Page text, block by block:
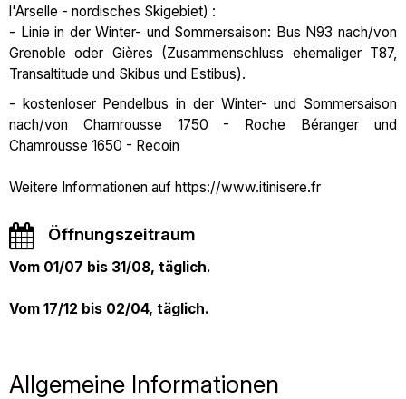
l'Arselle - nordisches Skigebiet) :
- Linie in der Winter- und Sommersaison: Bus N93 nach/von
Grenoble oder Gières (Zusammenschluss ehemaliger T87,
Transaltitude und Skibus und Estibus).
- kostenloser Pendelbus in der Winter- und Sommersaison
nach/von Chamrousse 1750 - Roche Béranger und
Chamrousse 1650 - Recoin
Weitere Informationen auf https://www.itinisere.fr
Öffnungszeitraum
Vom 01/07 bis 31/08, täglich.
Vom 17/12 bis 02/04, täglich.
Allgemeine Informationen